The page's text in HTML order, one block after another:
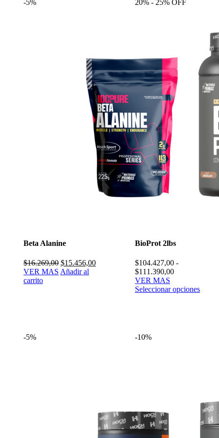
-5%
Beta Alanine
$16.269,00 El
precio
$15.456,00El
VER MAS Añadir al
carrito
20% - 25% OFF
BioProt 2lbs
$104.427,00 -
$111.390,00Rango
precios:
VER MAS
Seleccionar opciones
-5% -10%